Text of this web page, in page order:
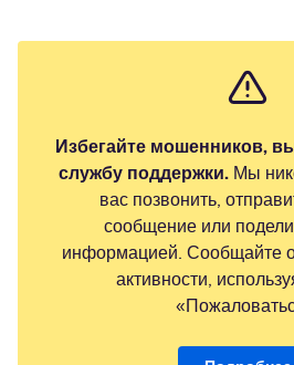
Избегайте мошенников,
службу поддержки.Мы
вас позвонить,
сообщение или
информацией. Сообщайте
активности,